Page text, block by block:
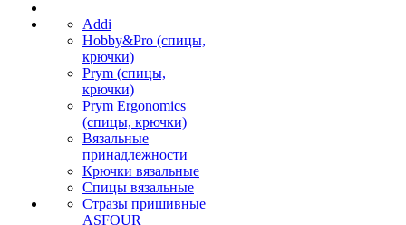
Addi
Hobby&Pro (спицы,
крючки)
Prym (спицы,
крючки)
Prym Ergonomics
(спицы, крючки)
Вязальные
принадлежности
Крючки вязальные
Спицы вязальные
Стразы пришивные
ASFOUR